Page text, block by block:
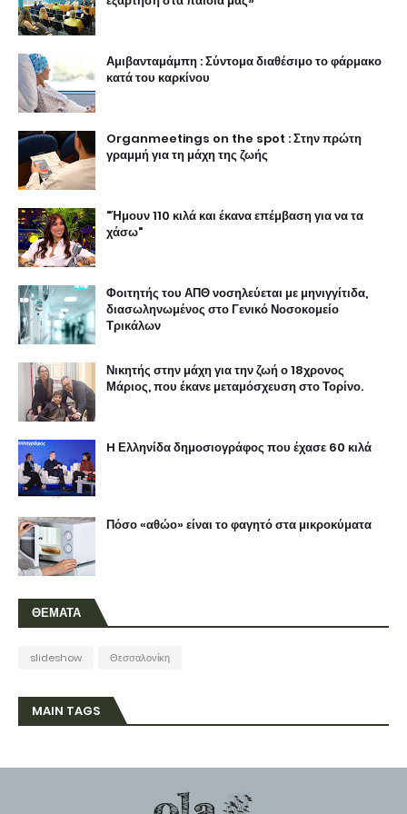
Αμιβανταμάμπη : Σύντομα διαθέσιμο το φάρμακο
κατά του καρκίνου
Organmeetings on the spot : Στην πρώτη
γραμμή για τη μάχη της ζωής
"Ήμουν 110 κιλά και έκανα επέμβαση για να τα
χάσω"
Φοιτητής του ΑΠΘ νοσηλεύεται με μηνιγγίτιδα,
διασωληνωμένος στο Γενικό Νοσοκομείο
Τρικάλων
Νικητής στην μάχη για την ζωή ο 18χρονος
Μάριος, που έκανε μεταμόσχευση στο Τορίνο.
H Ελληνίδα δημοσιογράφος που έχασε 60 κιλά
Πόσο «αθώο» είναι το φαγητό στα μικροκύματα
ΘΕΜΑΤΑ
slideshow Θεσσαλονίκη
MAIN TAGS